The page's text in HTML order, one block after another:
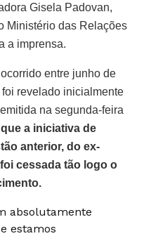
Gisela Padovan,
Ministério das Relações
a imprensa.
entre junho de
revelado inicialmente
na segunda-feira
a iniciativa de
anterior, do ex-
cessada tão logo o
absolutamente
estamos